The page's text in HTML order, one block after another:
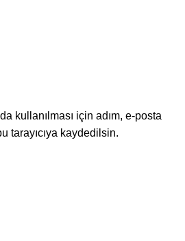
kullanılması için adım, e-posta
tarayıcıya kaydedilsin.